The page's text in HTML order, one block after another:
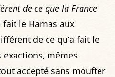
de ce que la France
fait le Hamas aux
de ce qu’a fait le
exactions, mêmes
accepté sans moufter